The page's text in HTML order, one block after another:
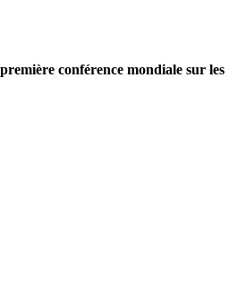
conférence mondiale sur les